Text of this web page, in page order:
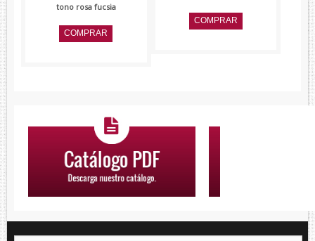
tono rosa fucsia